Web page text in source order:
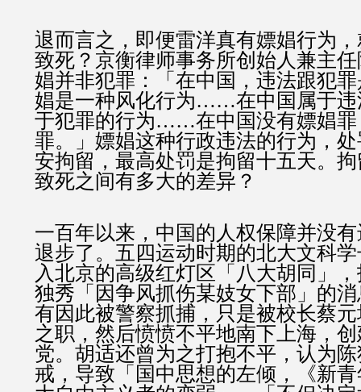
退而言之，即便雷洋真有嫖娼行为
致死？京衡律师事务所创始人兼主
娼并非犯罪：「在中国，违法跟犯
娼是一种风化行为……在中国属于违
于犯罪的行为……在中国没有嫖娼罪
罪。」嫖娼这种行政违法的行为，
安拘留，最高处罚是拘留十五天。
致死之间有多大的差异？
一百年以来，中国的人权保障并没
退步了。五四运动时期的北大文科
入北京的高级红灯区「八大胡同」
独秀「因争风抓伤某妓女下部」的
有因此被警察抓捕，只是被校长蔡
之职，然后愤愤不平地南下上海，
党。胡适还曾为之打抱不平，认为
戒，导致「国中思想的左倾，《新